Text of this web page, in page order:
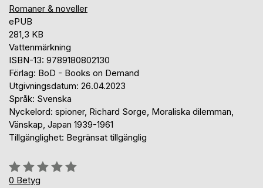
Romaner & noveller
ePUB
281,3 KB
Vattenmärkning
ISBN-13: 9789180802130
Förlag: BoD - Books on Demand
Utgivningsdatum: 26.04.2023
Språk: Svenska
Nyckelord: spioner, Richard Sorge, Moraliska dilemman,
Vänskap, Japan 1939-1961
Tillgänglighet: Begränsat tillgänglig
Betyg::
0%
0 Betyg